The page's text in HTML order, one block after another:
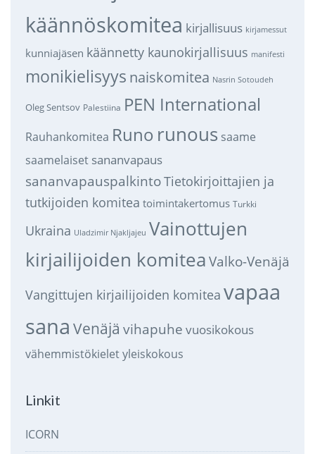
käännöskomitea kirjallisuus kirjamessut
kunniajäsen käännetty kaunokirjallisuus manifesti
monikielisyys naiskomitea Nasrin Sotoudeh
Oleg Sentsov Palestiina PEN International
Rauhankomitea Runo runous saame
saamelaiset sananvapaus
sananvapauspalkintoTietokirjoittajien ja
tutkijoiden komitea toimintakertomus Turkki
Ukraina Uladzimir Njakljajeu Vainottujen
kirjailijoiden komitea Valko-Venäjä
Vangittujen kirjailijoiden komitea vapaa
sana Venäjä vihapuhe vuosikokous
vähemmistökieletyleiskokous
Linkit
ICORN